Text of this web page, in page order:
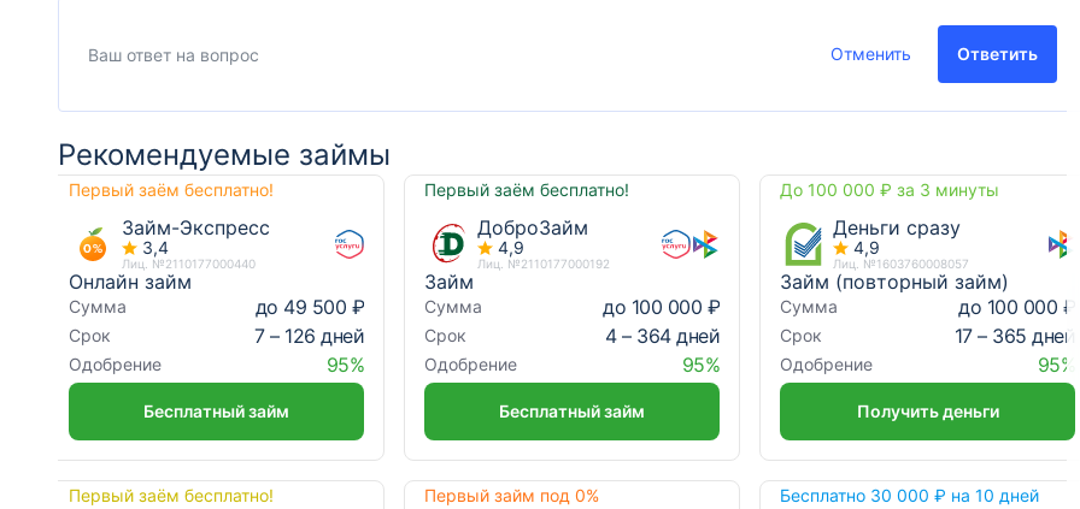
Отменить Ответить
Рекомендуемые займы
Первый заём бесплатно!
Займ-Экспресс
3,4
Лиц. №2110177000440
Онлайн займ
Сумма до 49 500 ₽
Срок 7 – 126 дней
Одобрение 95%
Бесплатный займ
Первый заём бесплатно!
ДоброЗайм
4,9
Лиц. №2110177000192
Займ
Сумма до 100 000 ₽
Срок 4 – 364 дней
Одобрение 95%
Бесплатный займ
До 100 000 ₽ за 3 минуты
Деньги сразу
4,9
Лиц. №1603760008057
Займ (повторный займ)
Сумма до 100 000 ₽
Срок 17 – 365 дней
Одобрение 95%
Получить деньги
Первый заём бесплатно! Первый займ под 0% Бесплатно 30 000 ₽ на 10 дней